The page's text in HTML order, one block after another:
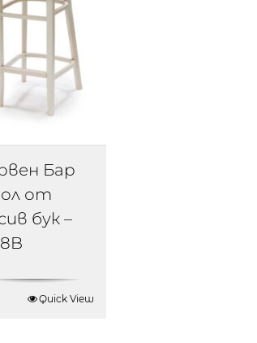
Бар
от
бук –
Quick View